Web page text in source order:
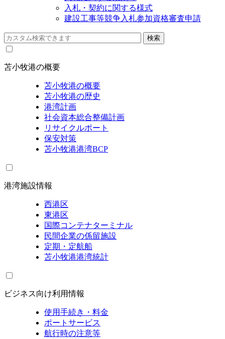
入札・契約に関する様式
建設工事等競争入札参加資格審査申請
苫小牧港の概要
苫小牧港の概要
苫小牧港の歴史
港湾計画
社会資本総合整備計画
リサイクルポート
保安対策
苫小牧港港湾BCP
港湾施設情報
西港区
東港区
国際コンテナターミナル
民間企業の係留施設
定期・定航船
苫小牧港港湾統計
ビジネス向け利用情報
使用手続き・料金
ポートサービス
航行時の注意等